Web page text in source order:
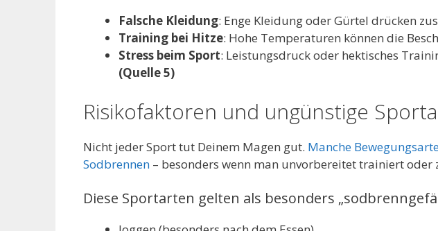
Falsche Kleidung: Enge Kleidung oder Gürtel drücken
Training bei Hitze: Hohe Temperaturen können die
Stress beim Sport: Leistungsdruck oder hektisches
(Quelle 5)
Risikofaktoren und ungünstige
Nicht jeder Sport tut Deinem Magen gut. Manche
Sodbrennen– besonders wenn man unvorbereitet trainiert oder
Diese Sportarten gelten als besonders